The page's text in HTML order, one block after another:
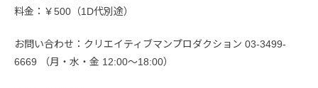
料金：￥500（1D代別途）
お問い合わせ：クリエイティブマンプロダクション 03-3499-
6669 （月・水・金 12:00〜18:00）